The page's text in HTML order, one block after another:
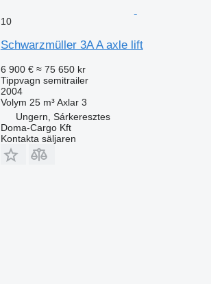
10
Schwarzmüller 3A A axle lift
6 900 € ≈ 75 650 kr
Tippvagn semitrailer
2004
Volym 25 m³ Axlar 3
Ungern, Sárkeresztes
Doma-Cargo Kft
Kontakta säljaren